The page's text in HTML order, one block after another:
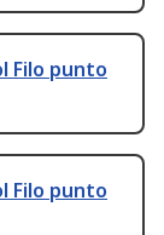
Filo punto
Filo punto